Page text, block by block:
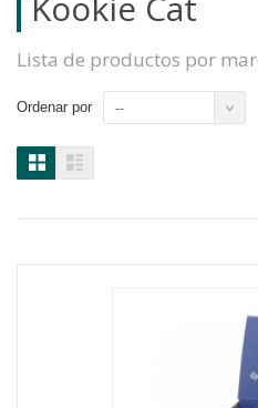
Lista de productos por
Ordenar por --